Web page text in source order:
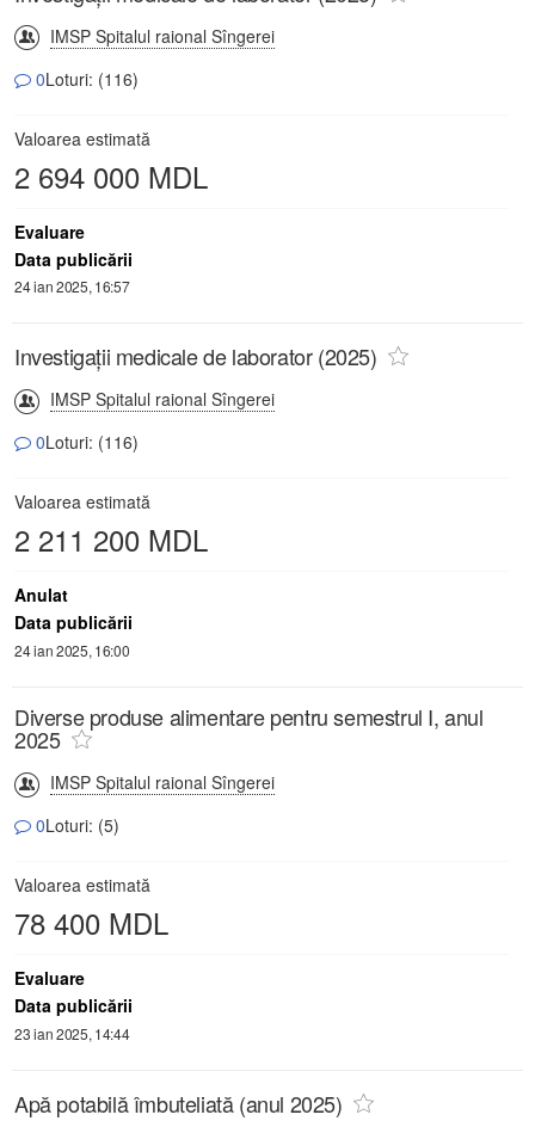
IMSP Spitalul raional Sîngerei
0Loturi: (116)
Valoarea estimată
2 694 000 MDL
Evaluare
Data publicării
24 ian 2025, 16:57
Investigații medicale de laborator (2025)
IMSP Spitalul raional Sîngerei
0Loturi: (116)
Valoarea estimată
2 211 200 MDL
Anulat
Data publicării
24 ian 2025, 16:00
Diverse produse alimentare pentru semestrul I, anul
2025
IMSP Spitalul raional Sîngerei
0Loturi: (5)
Valoarea estimată
78 400 MDL
Evaluare
Data publicării
23 ian 2025, 14:44
Apă potabilă îmbuteliată (anul 2025)